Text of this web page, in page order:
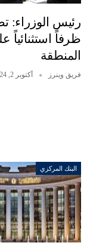
رئيس الوزراء:
ظرفاً استثنائياً
المنطقة
فريق وينرز أكتوبر 2, 2024
البنك المركزي